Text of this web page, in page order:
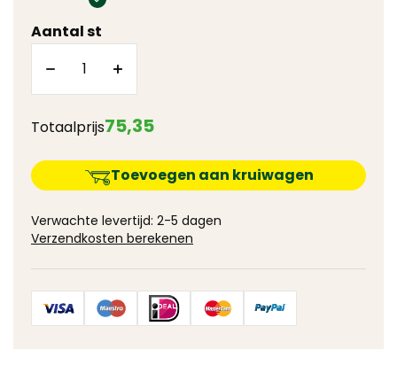
Aantal st
Totaalprijs75,35
Toevoegen aan kruiwagen
Verwachte levertijd: 2-5 dagen
Verzendkosten berekenen